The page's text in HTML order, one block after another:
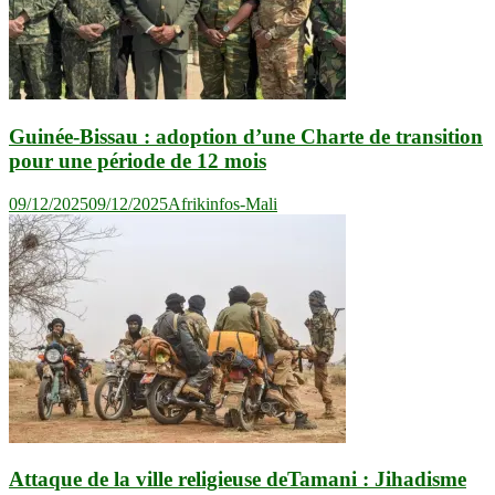
Guinée-Bissau : adoption d’une Charte de transition
pour une période de 12 mois
09/12/202509/12/2025Afrikinfos-Mali
Attaque de la ville religieuse deTamani : Jihadisme